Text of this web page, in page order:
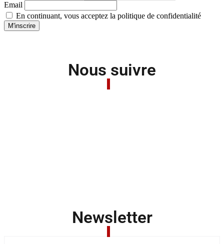
Email
En continuant, vous acceptez la politique de confidentialité
Nous suivre
Newsletter